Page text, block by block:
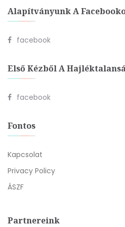
Alapítványunk A
facebook
Első Kézből A
facebook
Fontos
Kapcsolat
Privacy Policy
ÁSZF
Partnereink